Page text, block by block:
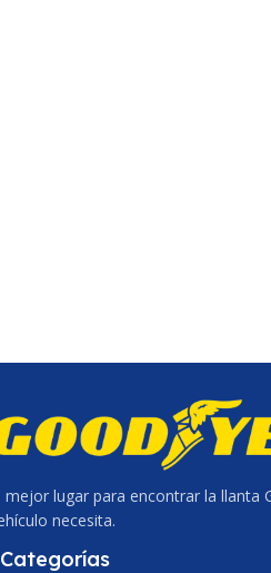
mejor lugar para encontrar la llanta
necesita.
Categorías